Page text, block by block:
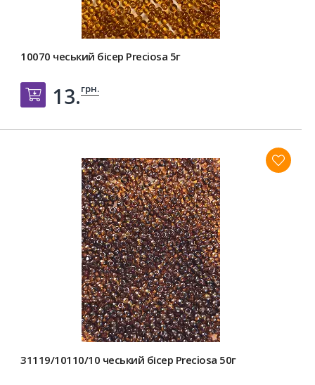
10070 чеський бісер Preciosa 5г
Добавить в корзину
13.грн.
31119/10110/10 чеський бісер Preciosa 50г